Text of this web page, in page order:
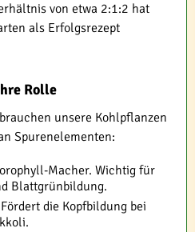
von etwa 2:1:2 hat
als Erfolgsrezept
Rolle
unsere Kohlpflanzen
Spurenelementen:
Macher. Wichtig für
Blattgrünbildung.
die Kopfbildung bei